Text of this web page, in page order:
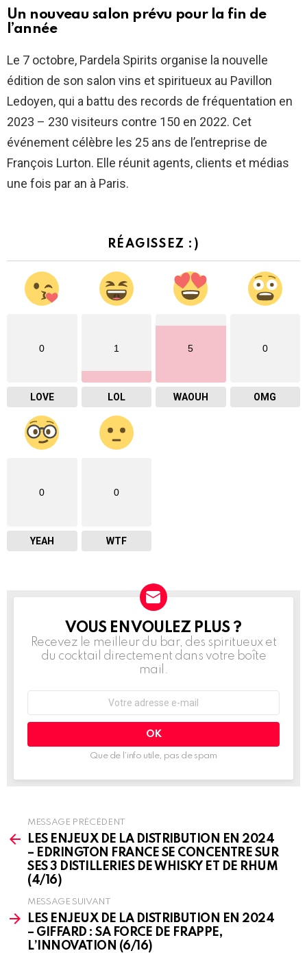
Un nouveau salon prévu pour la fin de
l’année
Le 7 octobre, Pardela Spirits organise la nouvelle
édition de son salon vins et spiritueux au Pavillon
Ledoyen, qui a battu des records de fréquentation en
2023 – 230 visiteurs contre 150 en 2022. Cet
événement célèbre les 25 ans de l’entreprise de
François Lurton. Elle réunit agents, clients et médias
une fois par an à Paris.
RÉAGISSEZ :)
0
LOVE
1
LOL
5
WAOUH
0
OMG
0
YEAH
0
WTF
NEWSLETTER
VOUS EN VOULEZ PLUS ?
Recevez le meilleur du bar, des spiritueux et
du cocktail directement dans votre boîte
mail.
mail
Que de l’info utile, pas de spam
more
MESSAGE PRÉCÉDENT
LES ENJEUX DE LA DISTRIBUTION EN 2024
– EDRINGTON FRANCE SE CONCENTRE SUR
SES 3 DISTILLERIES DE WHISKY ET DE RHUM
(4/16)
MESSAGE SUIVANT
LES ENJEUX DE LA DISTRIBUTION EN 2024
– GIFFARD : SA FORCE DE FRAPPE,
L’INNOVATION (6/16)